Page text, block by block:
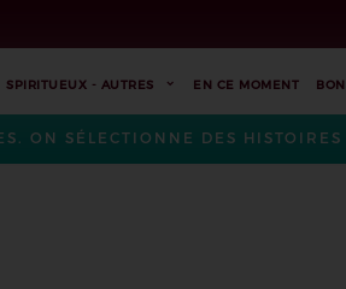
SPIRITUEUX - AUTRES EN CE MOMENT
ON SÉLECTIONNE DES HISTOIRES